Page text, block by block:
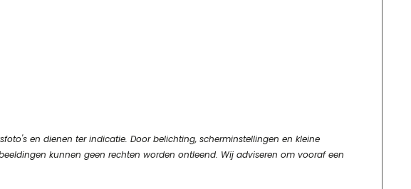
en dienen ter indicatie. Door belichting, scherminstellingen en kleine
kunnen geen rechten worden ontleend. Wij adviseren om vooraf een